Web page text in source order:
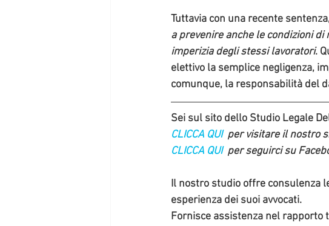
Tuttavia con una recente
a prevenire anche le condizioni
imperizia degli stessi lavoratori.
elettivo la semplice negligenza,
comunque, la responsabilità del
Sei sul sito dello Studio Legale
CLICCA QUI per visitare il nostro
CLICCA QUI per seguirci su
Il nostro studio offre consulenza
esperienza dei suoi avvocati.
Fornisce assistenza nel rapporto